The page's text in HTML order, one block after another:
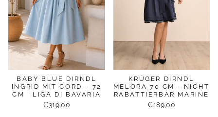
BABY BLUE DIRNDL
INGRID MIT CORD – 72
CM | LIGA DI BAVARIA
€319,00
KRÜGER DIRNDL
MELORA 70 CM - NICHT
RABATTIERBAR MARINE
€189,00